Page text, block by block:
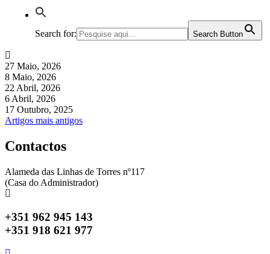
Search for: Search Button
27 Maio, 2026
8 Maio, 2026
22 Abril, 2026
6 Abril, 2026
17 Outubro, 2025
Navegação
de
artigos
Artigos mais antigos
Contactos
Alameda das Linhas de Torres nº117
(Casa do Administrador)
+351 962 945 143
+351 918 621 977